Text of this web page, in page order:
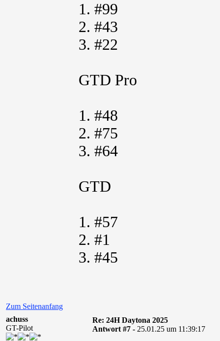
1. #99
2. #43
3. #22
GTD Pro
1. #48
2. #75
3. #64
GTD
1. #57
2. #1
3. #45
Zum Seitenanfang
achuss
GT-Pilot
Re: 24H Daytona 2025
Antwort #7 - 25.01.25 um 11:39:17